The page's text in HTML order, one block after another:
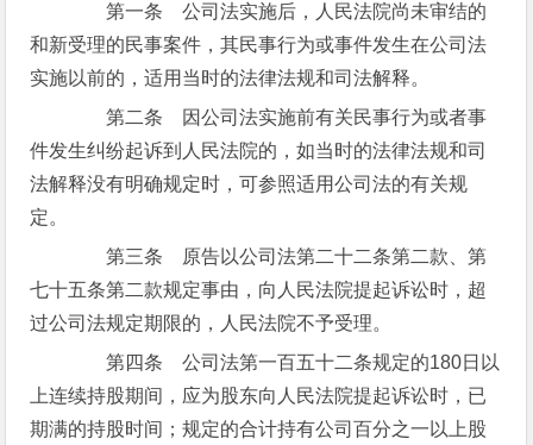
第一条 公司法实施后，人民法院尚未审结的
和新受理的民事案件，其民事行为或事件发生在公司法
实施以前的，适用当时的法律法规和司法解释。
第二条 因公司法实施前有关民事行为或者事
件发生纠纷起诉到人民法院的，如当时的法律法规和司
法解释没有明确规定时，可参照适用公司法的有关规
定。
第三条 原告以公司法第二十二条第二款、第
七十五条第二款规定事由，向人民法院提起诉讼时，超
过公司法规定期限的，人民法院不予受理。
第四条 公司法第一百五十二条规定的180日以
上连续持股期间，应为股东向人民法院提起诉讼时，已
期满的持股时间；规定的合计持有公司百分之一以上股